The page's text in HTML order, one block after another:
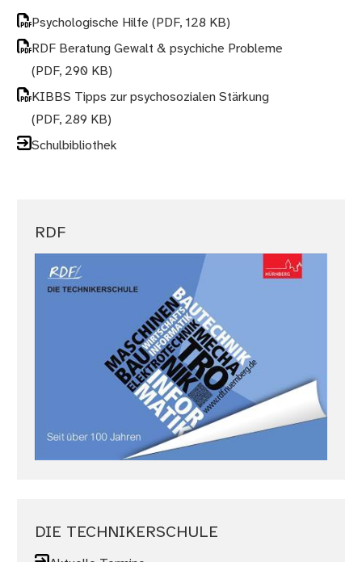
Psychologische Hilfe(PDF, 128 KB)
RDF Beratung Gewalt & psychiche Probleme
(PDF, 290 KB)
KIBBS Tipps zur psychosozialen Stärkung
(PDF, 289 KB)
Schulbibliothek
RDF
DIE TECHNIKERSCHULE